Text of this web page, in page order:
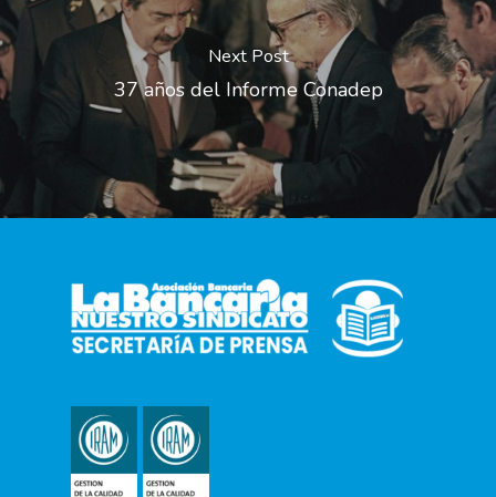
Next Post
37 años del Informe Conadep